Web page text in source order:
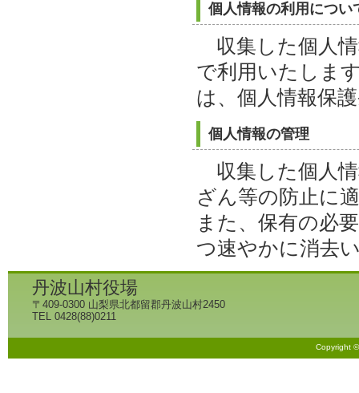
個人情報の利用につい
収集した個人
で利用いたしま
は、個人情報保
個人情報の管理
収集した個人情
ざん等の防止に
また、保有の必
つ速やかに消去
丹波山村役場
〒409-0300 山梨県北都留郡丹波山村2450
TEL 0428(88)0211
Copyright